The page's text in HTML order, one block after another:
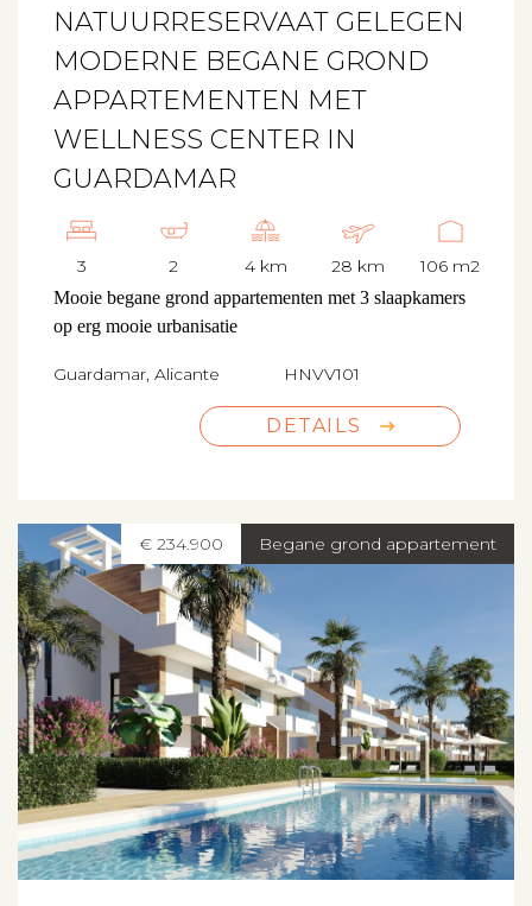
NATUURRESERVAAT GELEGEN
MODERNE BEGANE GROND
APPARTEMENTEN MET
WELLNESS CENTER IN
GUARDAMAR
3 2 4 km 28 km 106 m2
Mooie begane grond appartementen met 3 slaapkamers
op erg mooie urbanisatie
Guardamar, Alicante HNVV101
DETAILS
Begane grond appartement
€ 234.900